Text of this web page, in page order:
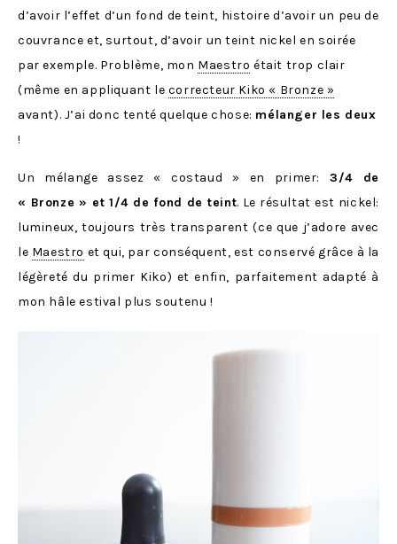
d’avoir l’effet d’un fond de teint, histoire d’avoir un peu de
couvrance et, surtout, d’avoir un teint nickel en soirée
par exemple. Problème, mon Maestro était trop clair
(même en appliquant le correcteur Kiko « Bronze »
avant). J’ai donc tenté quelque chose: mélanger les deux
!
Un mélange assez « costaud » en primer:3/4 de
« Bronze » et 1/4 de fond de teint. Le résultat est nickel:
lumineux, toujours très transparent (ce que j’adore avec
le Maestro et qui, par conséquent, est conservé grâce à la
légèreté du primer Kiko) et enfin, parfaitement adapté à
mon hâle estival plus soutenu !